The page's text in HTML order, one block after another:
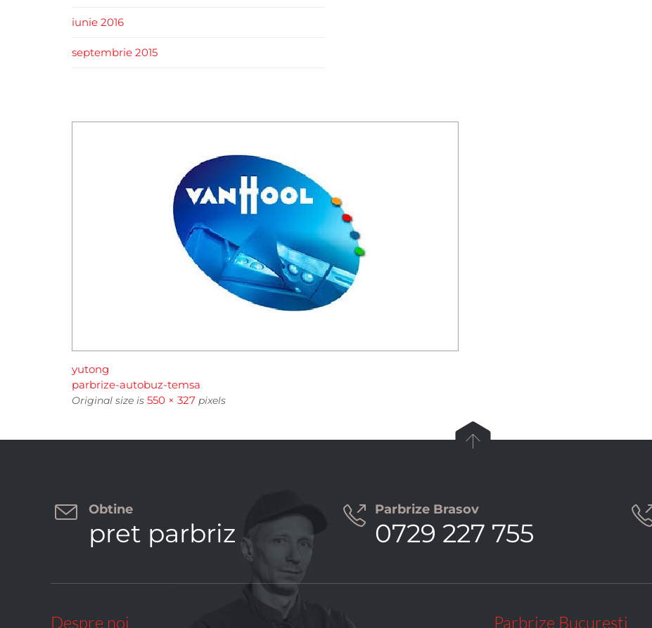
iunie 2016
septembrie 2015
yutong
parbrize-autobuz-temsa
Original size is 550 × 327 pixels

 Obtine
pret parbriz
 Parbrize Brasov
0729 227 755
Despre noi Parbrize Bucuresti